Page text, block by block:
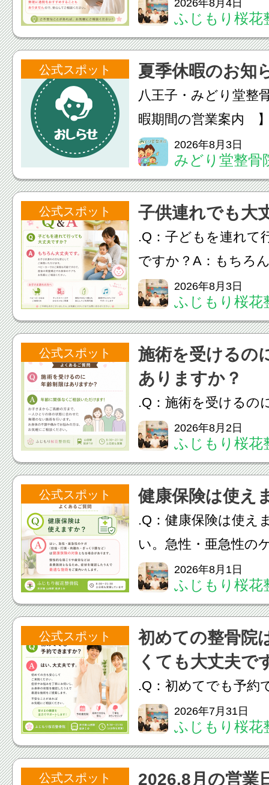
ご説明を行い、お一
った通院ペースをご
す。当院では回数券
て...
2026年8月4日
ふじもり桜花
公式スポット 夏季休暇のお知
八王子・みどり堂整
暇期間の営業案内
の営業日・休診日を
2026年8月3日
みどり堂整骨
公式スポット 子供連れでも大
.Q：子どもを連れて
ですか？A：もちろ
お子さま連れの方も
いただけます。ベビ
院も可能ですので、
やお身体のケアもお
く...
2026年8月3日
ふじもり桜花
公式スポット
施術を受けるの
ありますか？
.Q：施術を受けるの
りますか？A：年齢
いただけます！お子
の方まで、一人ひと
合わせた無理のない
す。お身体の不調や
の...
2026年8月2日
ふじもり桜花
公式スポット 健康保険は使え
.Q：健康保険は使え
い。急性・亜急性の
撲・肉離れ・ぎっく
康保険の対象となる
す。慢性的な肩こり
費施術となるため、
う...
2026年8月1日
ふじもり桜花
公式スポット
初めての整骨院
くても大丈夫で
.Q：初めてでも予約
A：はい、大丈夫で
安心してご来院くだ
悩みを丁寧にお伺い
態を確認したうえで
2026年7月31日
ふじもり桜花
公式スポット 2026.8月の営業